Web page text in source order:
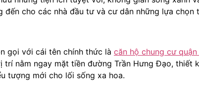
đến cho các nhà đầu tư và cư dân những lựa chọn
gọi với cái tên chính thức là căn hộ chung cư
trí nằm ngay mặt tiền đường Trần Hưng Đạo,
tượng mới cho lối sống xa hoa.